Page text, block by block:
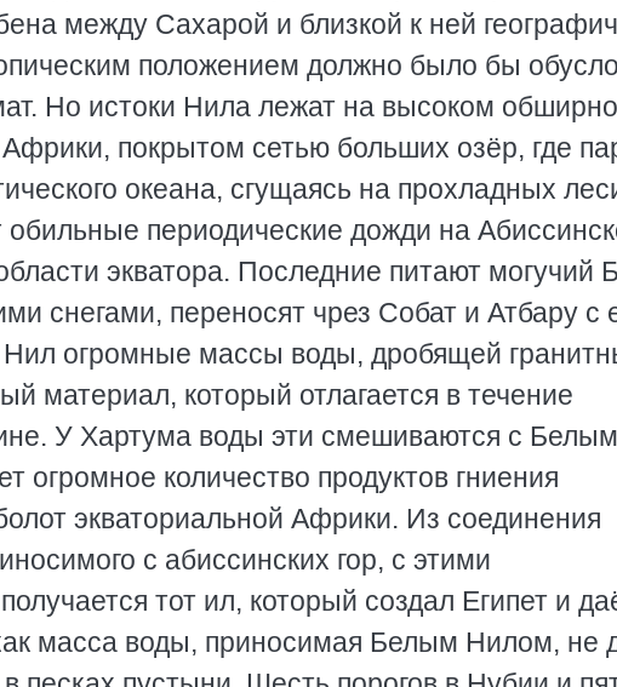
между Сахарой и близкой к ней
положением должно было бы
Но истоки Нила лежат на высоком
Африки, покрытом сетью больших озёр, где
океана, сгущаясь на прохладных
периодические дожди на
экватора. Последние питают могучий
снегами, переносят чрез Собат и Атбару с
огромные массы воды, дробящей
материал, который отлагается в течение
У Хартума воды эти смешиваются с Белым
огромное количество продуктов гниения
экваториальной Африки. Из соединения
с абиссинских гор, с этими
тот ил, который создал Египет и
масса воды, приносимая Белым Нилом, не